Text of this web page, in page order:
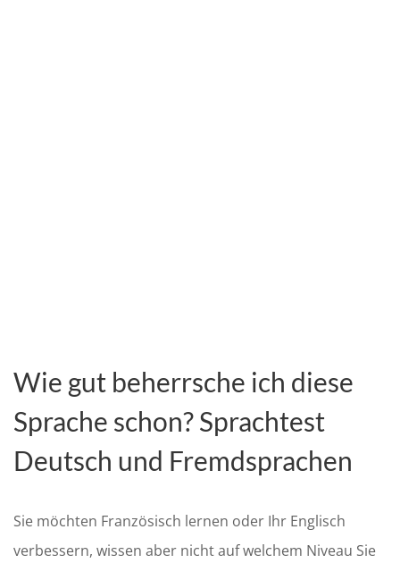
Wie gut beherrsche ich diese
Sprache schon? Sprachtest
Deutsch und Fremdsprachen
Sie möchten Französisch lernen oder Ihr Englisch
verbessern, wissen aber nicht auf welchem Niveau Sie